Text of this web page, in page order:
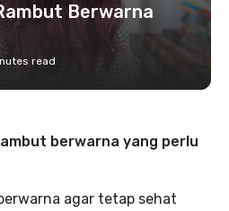
Berwarna
read
berwarna yang perlu
agar tetap sehat